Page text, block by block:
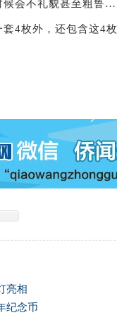
候会不礼貌甚至粗鲁
枚外，还包含这4枚
亮相
纪念币